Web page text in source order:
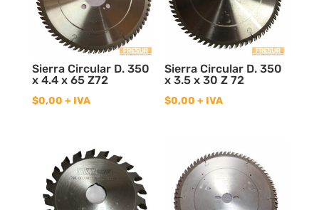
Sierra Circular D. 350
x 4.4 x 65 Z72
$0,00 + IVA
Sierra Circular D. 350
x 3.5 x 30 Z 72
$0,00 + IVA